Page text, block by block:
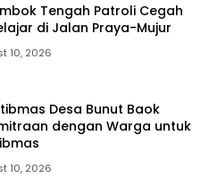
Tengah Patroli Cegah
di Jalan Praya-Mujur
10, 2026
Desa Bunut Baok
dengan Warga untuk
10, 2026